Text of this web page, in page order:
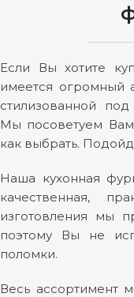
Если Вы хотите
имеется огромный
стилизованной
Мы посоветуем
как выбрать.
Наша кухонная
качественная,
изготовления мы
поэтому Вы не
поломки.
Весь ассортимент